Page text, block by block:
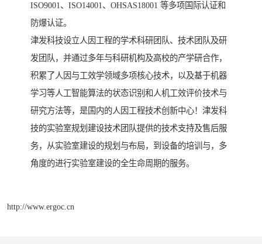
ISO9001、ISO14001、OHSAS18001 等多项国际认证和
防爆认证。
津发科技设立人因工程的学术科研团队、技术团队及研
发团队，并通过多年与科研机构及高校的产学研合作，
积累了人因与工效学领域多项核心技术，以及基于机器
学习等人工智能算法的状态识别和人机工效评价技术与
研究方法等，是国内的人因工程技术创新中心！津发科
技的实验室规划建设技术团队提供的技术支持及售后服
务，从实验室建设的规划与布局，到设备的培训与，多
角度的进行实验室建设的全生命周期的服务。
http://www.ergoc.cn